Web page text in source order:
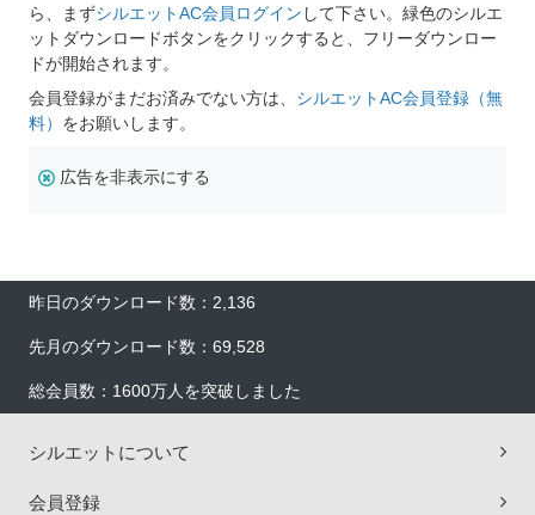
ら、まずシルエットAC会員ログイン して下さい。緑色のシルエ
ットダウンロードボタンをクリックすると、フリーダウンロー
ドが開始されます。
会員登録がまだお済みでない方は、 シルエットAC会員登録（無
料） をお願いします。
広告を非表示にする
昨日のダウンロード数：2,136
先月のダウンロード数：69,528
総会員数：1600万人を突破しました
シルエットについて
会員登録